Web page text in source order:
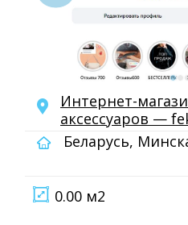
Интернет-
аксессуаров —
Беларусь,
0.00 м2